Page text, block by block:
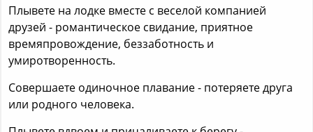
Плывете на лодке вместе с веселой компанией
друзей - романтическое свидание, приятное
времяпровождение, беззаботность и
умиротворенность.
Совершаете одиночное плавание - потеряете друга
или родного человека.